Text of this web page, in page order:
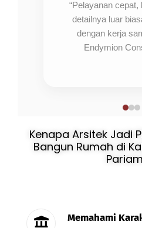
“Pelayanan cepat,
detailnya luar
dengan kerja
Endymion
Kenapa Arsitek Jadi
Bangun Rumah di
Memahami